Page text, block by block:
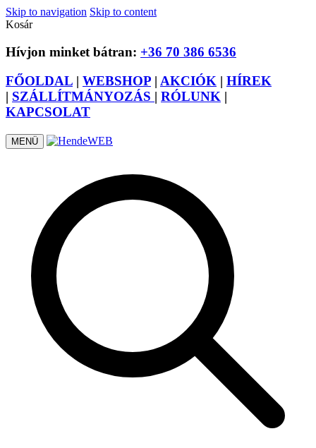
Skip to navigation Skip to content
Kosár
Hívjon minket bátran: +36 70 386 6536
FŐOLDAL | WEBSHOP | AKCIÓK | HÍREK
| SZÁLLÍTMÁNYOZÁS | RÓLUNK |
KAPCSOLAT
MENÜ